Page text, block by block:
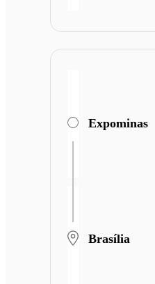
Expominas
Brasília